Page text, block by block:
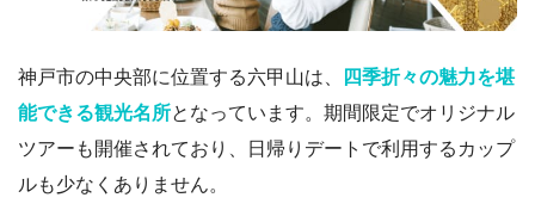
神戸市の中央部に位置する六甲山は、
四季折々の魅力を堪
能できる観光名所となっています。期間限定でオリジナル
ツアーも開催されており、日帰りデートで利用するカップ
ルも少なくありません。